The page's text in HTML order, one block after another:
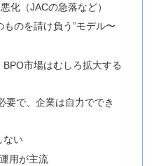
化（JACの急落など）
のを請け負う”モデル〜
市場はむしろ拡大する
要で、企業は自力ででき
ない
用が主流